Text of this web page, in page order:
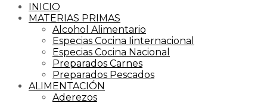
INICIO
MATERIAS PRIMAS
Alcohol Alimentario
Especias Cocina Iinternacional
Especias Cocina Nacional
Preparados Carnes
Preparados Pescados
ALIMENTACIÓN
Aderezos